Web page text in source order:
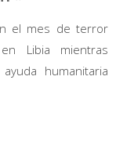
el mes de terror
Libia mientras
humanitaria